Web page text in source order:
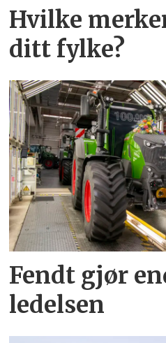
Hvilke
ditt fylke?
Fendt gjør
ledelsen